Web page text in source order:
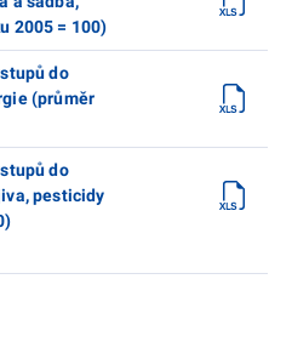
2005 = 100)
do
(průměr
do
pesticidy